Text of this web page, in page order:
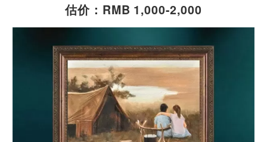
估价：RMB 1,000-2,000